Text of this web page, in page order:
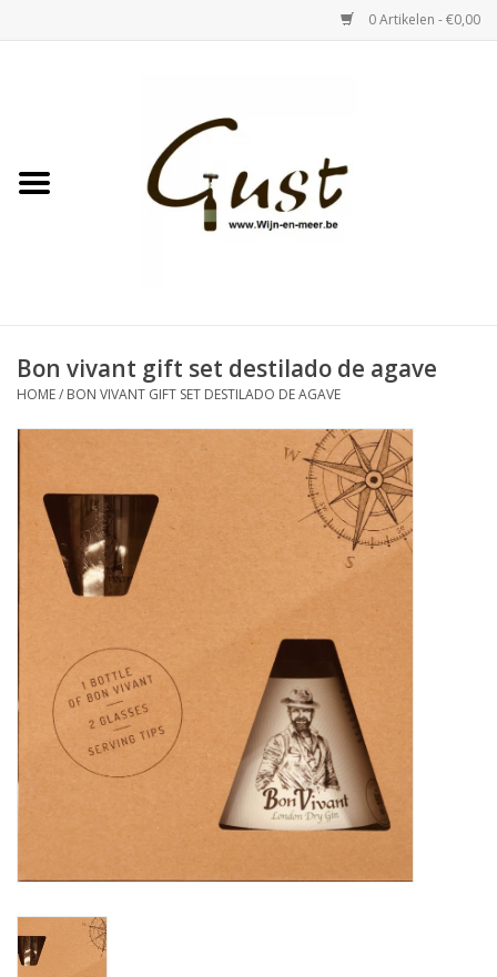
0 Artikelen - €0,00
Witte wijn
Bubbels & Vermout
Merken
Bon vivant gift set destilado de agave
HOME/ BON VIVANT GIFT SET DESTILADO DE AGAVE